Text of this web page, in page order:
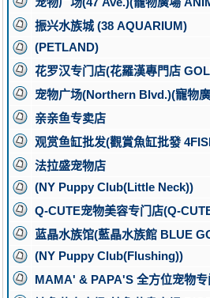
振兴水族城 (38 AQUARIUM)
(PETLAND)
花罗汉专门店(花羅漢專門店
宠物广场(Northern Blvd.)(寵物
亲亲鱼专卖店
观赏鱼缸批发(觀賞魚缸批發
法拉盛宠物店
(NY Puppy Club(Little Neck))
Q-CUTE宠物美容专门店(Q-
蓝晶水族馆(藍晶水族館 BLUE
(NY Puppy Club(Flushing))
MAMA' & PAPA'S 全方位宠物专